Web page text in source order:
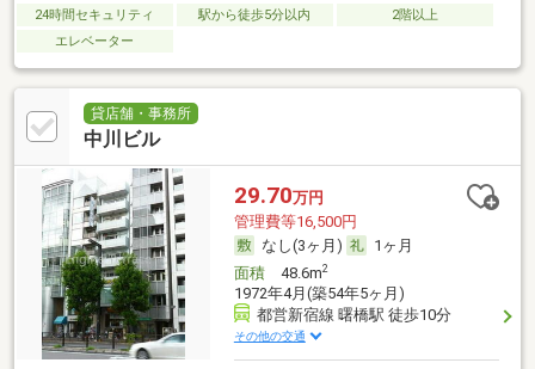
24時間セキュリティ 駅から徒歩5分以内
2階以上
エレベーター
貸店舗・事務所
中川ビル
29.70万円
管理費等16,500円
なし(3ヶ月)
1ヶ月
面積48.6m2
1972年4月(築54年5ヶ月)
都営新宿線 曙橋駅 徒歩10分
その他の交通